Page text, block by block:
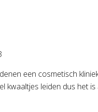
een cosmetisch
kwaaltjes leiden dus het